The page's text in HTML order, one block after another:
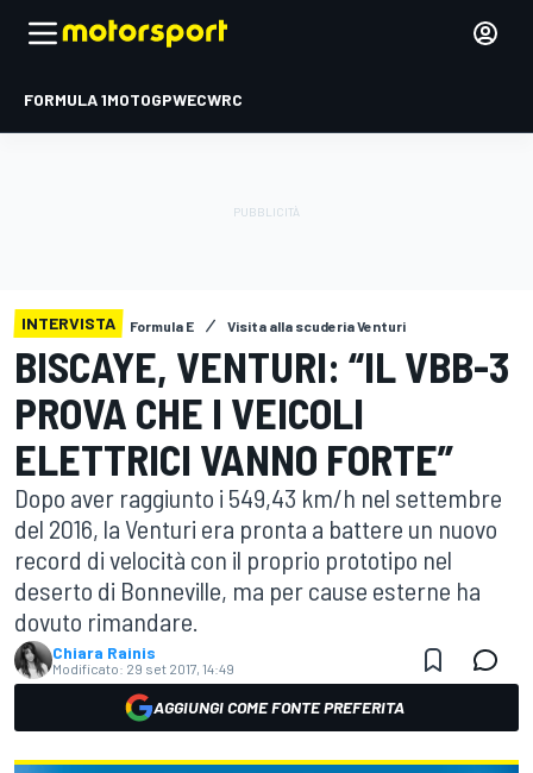
FORMULA 1MOTOGPWECWRC
INTERVISTA Formula E Visita alla scuderia Venturi
BISCAYE, VENTURI: “IL VBB-3
PROVA CHE I VEICOLI
ELETTRICI VANNO FORTE”
Dopo aver raggiunto i 549,43 km/h nel settembre
del 2016, la Venturi era pronta a battere un nuovo
record di velocità con il proprio prototipo nel
deserto di Bonneville, ma per cause esterne ha
dovuto rimandare.
Chiara Rainis
Modificato: 29 set 2017, 14:49
AGGIUNGI COME FONTE PREFERITA